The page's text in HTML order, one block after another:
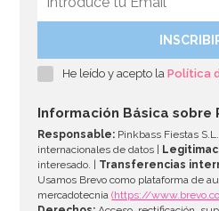
Set de 4 Moldes de silicona
He leído y acepto laPolítica
Información Básica sobre
Responsable: Pinkbass Fiestas S.L.
internacionales de datos |
interesado. | Transferencias
Usamos Brevo como plataforma de
mercadotecnia(https://